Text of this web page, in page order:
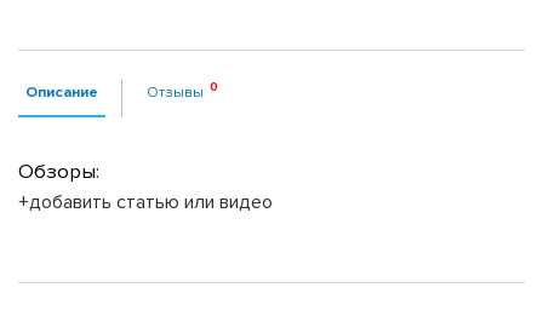
Описание Отзывы
Обзоры:
+добавить статью или видео